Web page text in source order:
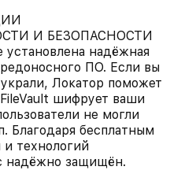
И БЕЗОПАСНОСТИ
надёжная
ПО. Если вы
Локатор поможет
шифрует ваши
не могли
Благодаря бесплатным
технологий
надёжно защищён.